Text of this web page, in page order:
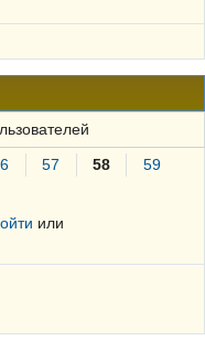
57 58
59
или